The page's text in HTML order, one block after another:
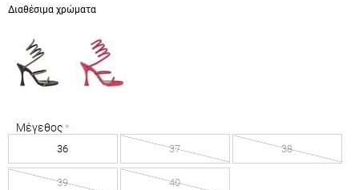
Διαθέσιμα χρώματα
Μέγεθος
36 37 38
39 40